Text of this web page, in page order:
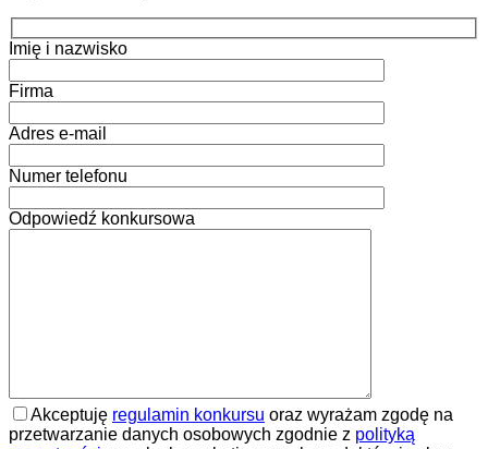
Imię i nazwisko
Firma
Adres e-mail
Numer telefonu
Odpowiedź konkursowa
Akceptuję regulamin konkursu oraz wyrażam zgodę na
przetwarzanie danych osobowych zgodnie z polityką